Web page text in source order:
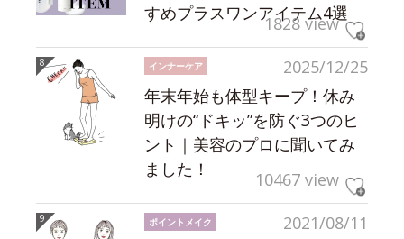
すめプラスワンアイテム4選
1828 view
2025/12/25
インナーケア
年末年始も体型キープ！休み
明けの“ドキッ”を防ぐ3つのヒ
ント｜美容のプロに聞いてみ
ました！
10467 view
2021/08/11
ポイントメイク